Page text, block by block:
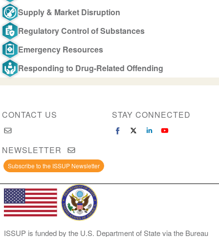
Supply & Market Disruption
Regulatory Control of Substances
Emergency Resources
Responding to Drug-Related Offending
CONTACT US STAY CONNECTED
NEWSLETTER
Subscribe to the ISSUP Newsletter
ISSUP is funded by the U.S. Department of State via the Bureau